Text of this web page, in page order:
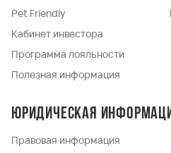
Pet Friendly
Кабинет инвестора
Программа лояльности
Полезная информация
Юридическая
Правовая информация